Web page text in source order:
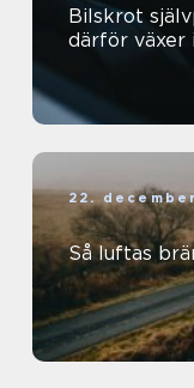
Bilskrot
därför växer
22.
Så luftas